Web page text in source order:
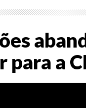
para a